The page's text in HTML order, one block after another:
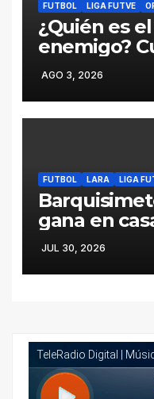
FUTBOL LIGA FUTVE
¿Quién es
enemigo?
fútbol viene
AGO 3, 2026
FUTBOL LARA LIGA
gana en
Lara pierde
JUL 30, 2026